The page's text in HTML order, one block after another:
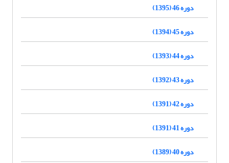
دوره 46 (1395)
دوره 45 (1394)
دوره 44 (1393)
دوره 43 (1392)
دوره 42 (1391)
دوره 41 (1391)
دوره 40 (1389)